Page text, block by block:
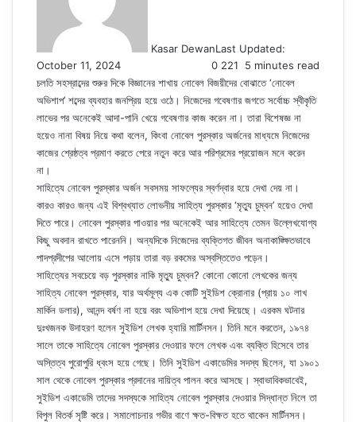
Kasar DewanLast Updated:
October 11, 2024
0 221
5 minutes read
চলতি সহস্রাব্দের শুরুর দিকে বিজ্ঞানের শাখায় নোবেল বিজয়ীদের বোঝাতে ‘নোবেল
অভিশাপ’ শব্দের ব্যবহার জনপ্রিয় হয়ে ওঠে। নিজেদের গবেষণার জগতে সর্বোচ্চ স্বীকৃতি
লাভের পর অনেকেই আদা-পানি খেয়ে গবেষণার কাজ করেন না। তারা বিশেষজ্ঞ না
হয়েও নানা বিষয় নিয়ে কথা বলেন, কিংবা নোবেল পুরস্কার অর্জনের মাধ্যমে নিজেদের
কাজের শ্রেষ্ঠত্ব প্রমাণ করতে পেরে নতুন করে আর পরিশ্রমের প্রয়োজন মনে করেন
না।
সাহিত্যে নোবেল পুরস্কার অর্জন সবসময় সাফল্যের স্বর্ণদ্বার হয়ে দেখা দেয় না।
কারও কারও জন্য এই বিশ্বখ্যাত লোভনীয় সাহিত্য পুরস্কার ‘মৃত্যু চুম্বন’ হয়েও দেখা
দিতে পারে। নোবেল পুরস্কার পাওয়ার পর অনেকেই আর সাহিত্যে তেমন উল্লেখযোগ্য
কিছু অবদান রাখতে পারেননি। অন্যদিকে নিজেদের ব্যক্তিগত জীবন অনাকাঙ্ক্ষিতভাবে
পাদপ্রদীপের আলোয় এসে পড়ায় তারা বড় রকমের অস্বস্তিতেও পড়েন।
সাহিত্যের সবচেয়ে বড় পুরস্কার নাকি মৃত্যু চুম্বন? কোনো কোনো লেখকের জন্য
সাহিত্য নোবেল পুরস্কার, যার অর্থমূল্য এক কোটি সুইডিশ ক্রোনার (প্রায় ১০ লাখ
মার্কিন ডলার), আনন্দ বর্ষণ না হয়ে বরং অভিশাপ হয়ে দেখা দিয়েছে। এরকম ঘটনার
দুঃখজনক উদাহরণ হলেন সুইডিশ লেখক হ্যারি মার্টিনসন। তিনি মনে করতেন, ১৯৭৪
সালে তাকে সাহিত্যে নোবেল পুরস্কার দেওয়ার ফলে লেখক এবং ব্যক্তি হিসেবে তার
অস্তিত্ব পুরোপুরি ধ্বংস হয়ে গেছে। তিনি সুইডিশ একাডেমির সদস্য ছিলেন, যা ১৯০১
সাল থেকে নোবেল পুরস্কার প্রদানের দায়িত্ব পালন করে আসছে। স্বাভাবিকভাবেই,
সুইডিশ একাডেমি তাদের সদস্যকে সাহিত্য নোবেল পুরস্কার দেওয়ার সিদ্ধান্ত নিলে তা
বিপুল বিতর্ক সৃষ্টি করে। সমালোচনার গভীর বাণে ক্ষত-বিক্ষত হতে থাকেন মার্টিনসন।